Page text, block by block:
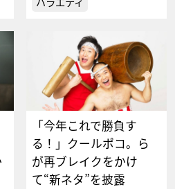
「今年これで勝負す
る！」クールポコ。ら
が再ブレイクをかけ
て“新ネタ”を披露